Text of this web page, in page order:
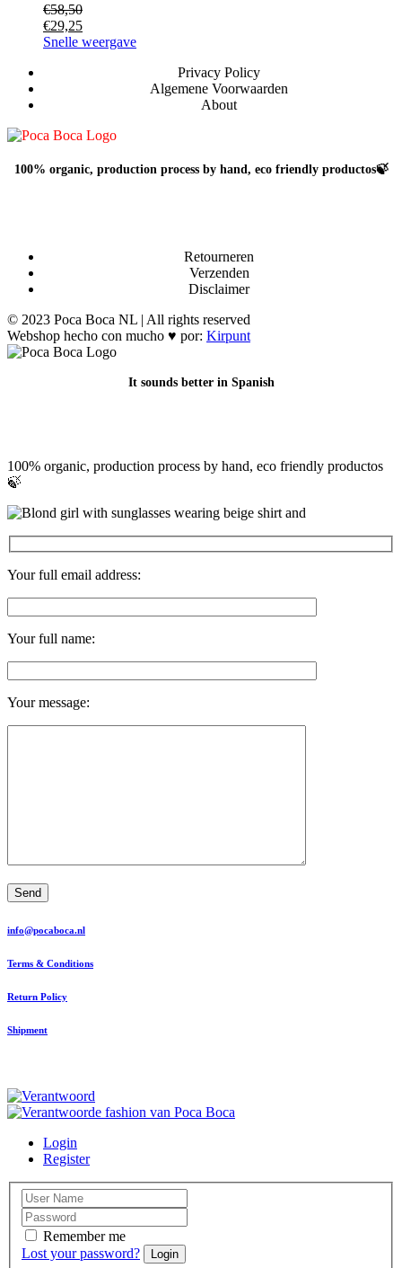
worden
de
productpagina
€58,50
€29,25
Snelle weergave
Privacy Policy
Algemene Voorwaarden
About
100% organic, production process by hand, eco friendly productos🍃
Retourneren
Verzenden
Disclaimer
© 2023 Poca Boca NL | All rights reserved
Webshop hecho con mucho ♥ por: Kirpunt
It sounds better in Spanish
100% organic, production process by hand, eco friendly productos
🍃
Your full email address:
Your full name:
Your message:
Send
info@pocaboca.nl
Terms & Conditions
Return Policy
Shipment
Login
Register
Remember me
Lost your password?
Login